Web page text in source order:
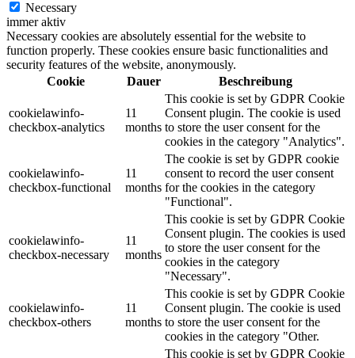
Necessary
immer aktiv
Necessary cookies are absolutely essential for the website to
function properly. These cookies ensure basic functionalities and
security features of the website, anonymously.
Cookie
Dauer Beschreibung
cookielawinfo-
checkbox-analytics
11
months
This cookie is set by GDPR Cookie
Consent plugin. The cookie is used
to store the user consent for the
cookies in the category "Analytics".
cookielawinfo-
checkbox-functional
11
months
The cookie is set by GDPR cookie
consent to record the user consent
for the cookies in the category
"Functional".
cookielawinfo-
checkbox-necessary
11
months
This cookie is set by GDPR Cookie
Consent plugin. The cookies is used
to store the user consent for the
cookies in the category
"Necessary".
cookielawinfo-
checkbox-others
11
months
This cookie is set by GDPR Cookie
Consent plugin. The cookie is used
to store the user consent for the
cookies in the category "Other.
This cookie is set by GDPR Cookie